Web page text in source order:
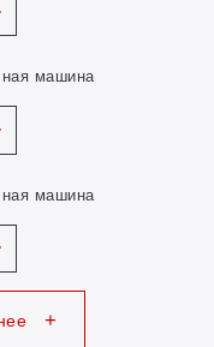
машина
машина
+